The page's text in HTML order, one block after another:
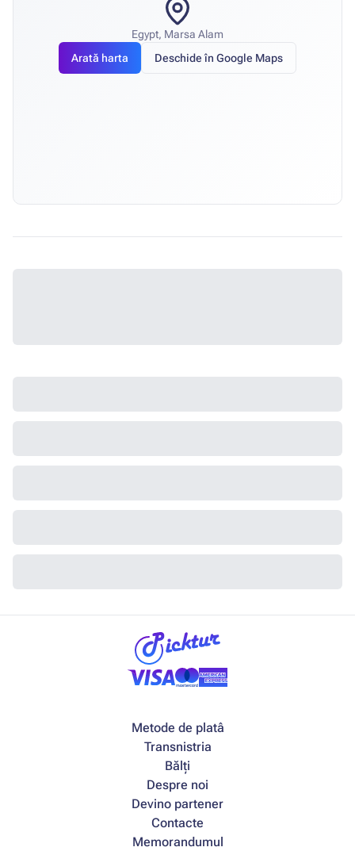
Egypt, Marsa Alam
Arată harta
Deschide în Google Maps
Metode de platâ
Transnistria
Bălți
Despre noi
Devino partener
Contacte
Memorandumul